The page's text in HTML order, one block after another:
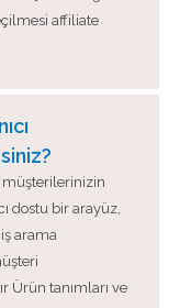
affiliate
müşterilerinizin
dostu bir arayüz,
arama
Ürün tanımları ve